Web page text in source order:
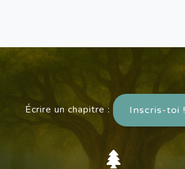
Écrire un chapitre : Inscris-toi !